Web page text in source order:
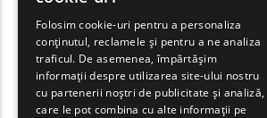
FRENCH
BULGARIAN
GERMAN
Folosim cookie-uri pentru a personaliza
conținutul, reclamele și pentru a ne analiza
traficul. De asemenea, împărtășim
informații despre utilizarea site-ului nostru
cu partenerii noștri de publicitate și analiză,
care le pot combina cu alte informații pe